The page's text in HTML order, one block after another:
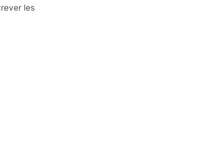
les